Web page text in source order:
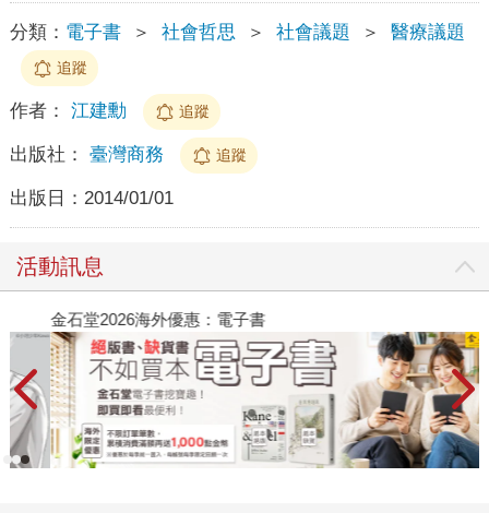
分類： 電子書 ＞ 社會哲思 ＞ 社會議題 ＞ 醫療議題
追蹤
作者： 江建勳 追蹤
出版社： 臺灣商務 追蹤
出版日： 2014/01/01
活動訊息
金石堂2026海外優惠：電子書